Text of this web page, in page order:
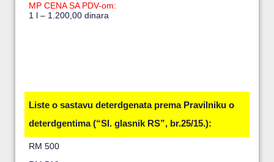
MP CENA SA PDV-om:
1 l – 1.200,00 dinara
Liste o sastavu deterdgenata prema Pravilniku o
deterdgentima (“Sl. glasnik RS”, br.25/15.):
RM 500